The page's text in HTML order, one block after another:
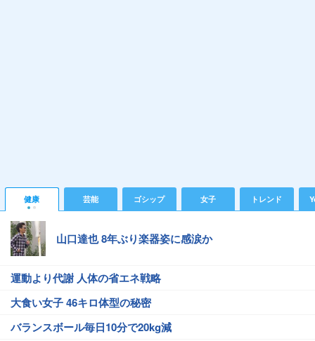
健康 芸能 ゴシップ 女子 トレンド
山口達也 8年ぶり楽器姿に感涙か
運動より代謝 人体の省エネ戦略
大食い女子 46キロ体型の秘密
バランスボール毎日10分で20kg減